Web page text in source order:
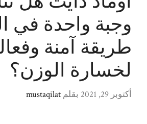
وجبة واحدة في
طريقة آمنة
لخسارة الوزن؟
أكتوبر 29, 2021 بقلم mustaqilat